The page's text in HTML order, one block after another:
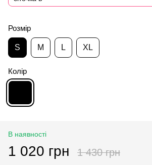
Розмір
S M L XL
Колір
В наявності
1 020 грн 1 430 грн